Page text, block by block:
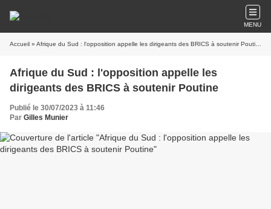
MENU
Accueil » Afrique du Sud : l'opposition appelle les dirigeants des BRICS à soutenir Poutine
Afrique du Sud : l'opposition appelle les
dirigeants des BRICS à soutenir Poutine
Publié le 30/07/2023 à 11:46
Par Gilles Munier